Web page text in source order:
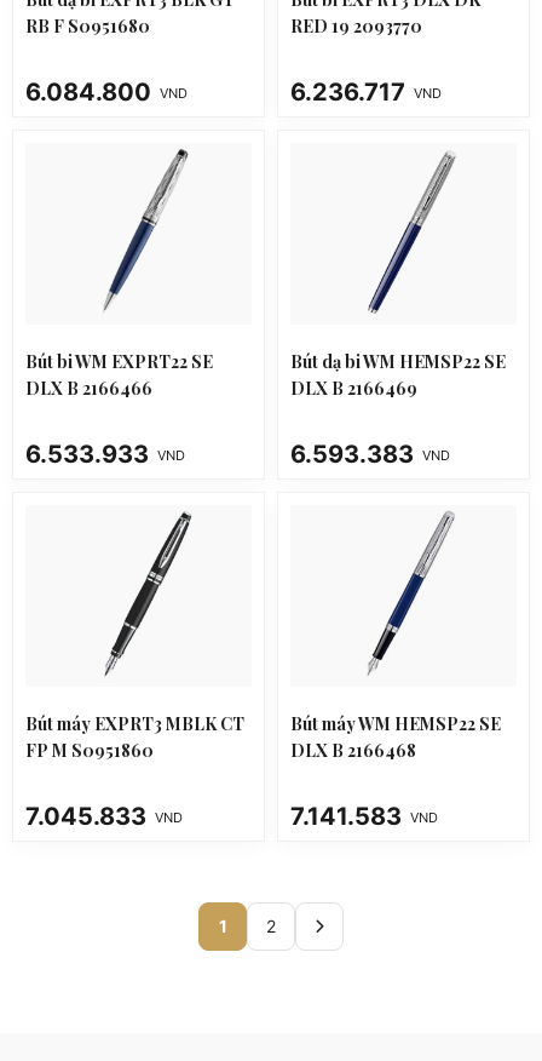
RB F S0951680
6.084.800 VND
RED 19 2093770
6.236.717 VND
Bút bi WM EXPRT22 SE
DLX B 2166466
6.533.933 VND
Bút dạ bi WM HEMSP22 SE
DLX B 2166469
6.593.383 VND
Bút máy EXPRT3 MBLK CT
FP M S0951860
7.045.833 VND
Bút máy WM HEMSP22 SE
DLX B 2166468
7.141.583 VND
1 2